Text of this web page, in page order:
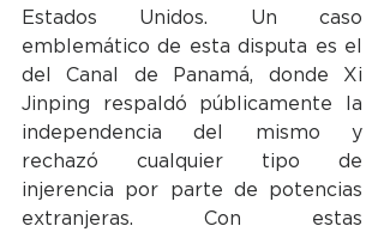
Estados Unidos. Un caso
emblemático de esta disputa es el
del Canal de Panamá, donde Xi
Jinping respaldó públicamente la
independencia del mismo y
rechazó cualquier tipo de
injerencia por parte de potencias
extranjeras. Con estas